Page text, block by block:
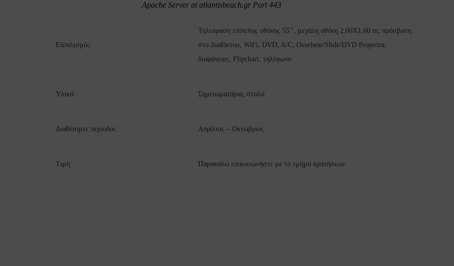
Εξοπλισμός:
Τηλεόραση επίπεδης οθόνης 55’’, μεγάλη οθόνη 2,00X1,60 m, πρόσβαση
στο Διαδίκτυο, WiFi, DVD, A/C, Overhear/Slide/DVD Projector,
διαφάνειες, Flipchart, τηλέφωνο
Υλικά: Σημειωματάρια, στυλό
Διαθέσιμες περίοδοι: Απρίλιος – Οκτώβριος
Τιμή: Παρακαλώ επικοινωνήστε με το τμήμα κρατήσεων